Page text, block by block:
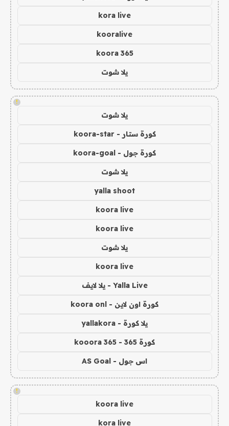
kora live
kooralive
koora 365
يلا شوت
!
يلا شوت
كورة ستار - koora-star
كورة جول - koora-goal
يلا شوت
yalla shoot
koora live
koora live
يلا شوت
koora live
Yalla Live - يلا لايف
كورة اون لاين - koora onl
يلا كورة - yallakora
كورة 365 - kooora 365
اس جول - AS Goal
!
koora live
kora live